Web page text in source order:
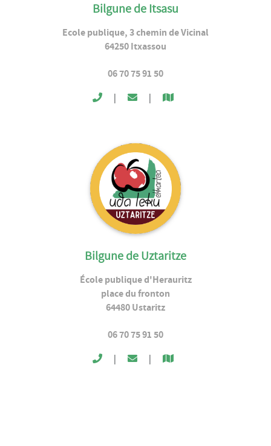
Bilgune de Itsasu
Ecole publique, 3 chemin de Vicinal
64250Itxassou
06 70 75 91 50
| |
Bilgune de Uztaritze
École publique d'Herauritz
place du fronton
64480Ustaritz
06 70 75 91 50
| |